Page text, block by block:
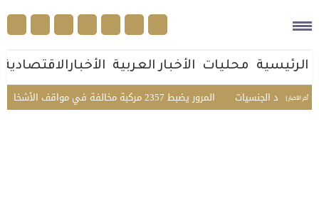
الرئيسية محليات الأخبار العربية الأخبارالاقتصادية
أخر الأخبار | المرور يضبط 2357 مركبة مخالفة في مواقف الأشخاص ذوي الإعاقة بمختلف مناطق المملكة متعدد الجنسيات